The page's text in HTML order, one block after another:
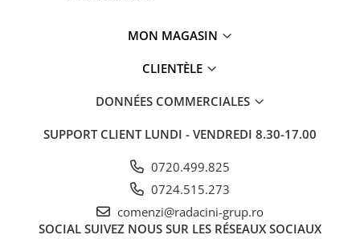
MON MAGASIN
CLIENTÈLE
DONNÉES COMMERCIALES
SUPPORT CLIENT LUNDI - VENDREDI 8.30-17.00
0720.499.825
0724.515.273
comenzi@radacini-grup.ro
SOCIAL SUIVEZ NOUS SUR LES RÉSEAUX SOCIAUX